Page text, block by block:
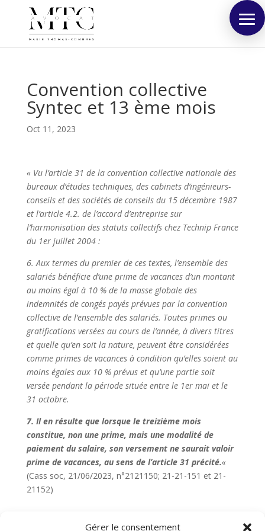
Gérer le consentement
Convention collective
Syntec et 13 ème mois
Oct 11, 2023
« Vu l’article 31 de la convention collective nationale des
bureaux d’études techniques, des cabinets d’ingénieurs-
conseils et des sociétés de conseils du 15 décembre 1987
et l’article 4.2. de l’accord d’entreprise sur
l’harmonisation des statuts collectifs chez Technip France
du 1er juillet 2004 :
6. Aux termes du premier de ces textes, l’ensemble des
salariés bénéficie d’une prime de vacances d’un montant
au moins égal à 10 % de la masse globale des
indemnités de congés payés prévues par la convention
collective de l’ensemble des salariés. Toutes primes ou
gratifications versées au cours de l’année, à divers titres
et quelle qu’en soit la nature, peuvent être considérées
comme primes de vacances à condition qu’elles soient au
moins égales aux 10 % prévus et qu’une partie soit
versée pendant la période située entre le 1er mai et le
31 octobre.
7. Il en résulte que lorsque le treizième mois
constitue, non une prime, mais une modalité de
paiement du salaire, son versement ne saurait valoir
prime de vacances, au sens de l’article 31 précité.«
(Cass soc, 21/06/2023, n°2121150; 21-21-151 et 21-
21152)